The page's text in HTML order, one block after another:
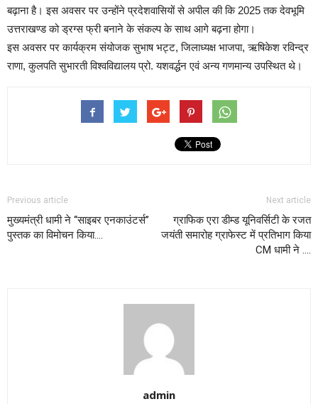
बढ़ाना है। इस अवसर पर उन्होंने प्रदेशवासियों से अपील की कि 2025 तक देवभूमि
उत्तराखण्ड को ड्रग्स फ्री बनाने के संकल्प के साथ आगे बढ़ना होगा।
इस अवसर पर कार्यक्रम संयोजक सुभाष भट्ट, जिलाध्यक्ष भाजपा, ऋषिकेश रविन्द्र
राणा, कुलपति सुभारती विश्वविद्यालय प्रो. यशवर्द्धन एवं अन्य गणमान्य उपस्थित थे।
Previous article
मुख्यमंत्री धामी ने ‘‘साइबर एनकाउंटर्स’’
पुस्तक का विमोचन किया….
Next article
ग्राफिक एरा डीम्ड यूनिवर्सिटी के रजत
जयंती समारोह ग्राफेस्ट में प्रतिभाग किया
CM धामी ने ….
admin